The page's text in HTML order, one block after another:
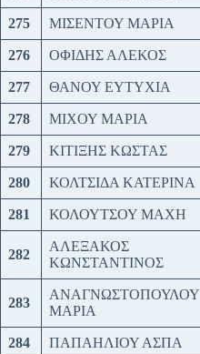
275 ΜΙΣΕΝΤΟΥ ΜΑΡΙΑ
276 ΟΦΙΔΗΣ ΑΛΕΚΟΣ
277 ΘΑΝΟΥ ΕΥΤΥΧΙΑ
278 ΜΙΧΟΥ ΜΑΡΙΑ
279 ΚΙΤΙΞΗΣ ΚΩΣΤΑΣ
280 ΚΟΛΤΣΙΔΑ ΚΑΤΕΡΙΝΑ
281 ΚΟΛΟΥΤΣΟΥ ΜΑΧΗ
282
ΑΛΕΞΑΚΟΣ
ΚΩΝΣΤΑΝΤΙΝΟΣ
283
ΑΝΑΓΝΩΣΤΟΠΟΥΛΟΥ
ΜΑΡΙΑ
284 ΠΑΠΑΗΛΙΟΥ ΑΣΠΑ